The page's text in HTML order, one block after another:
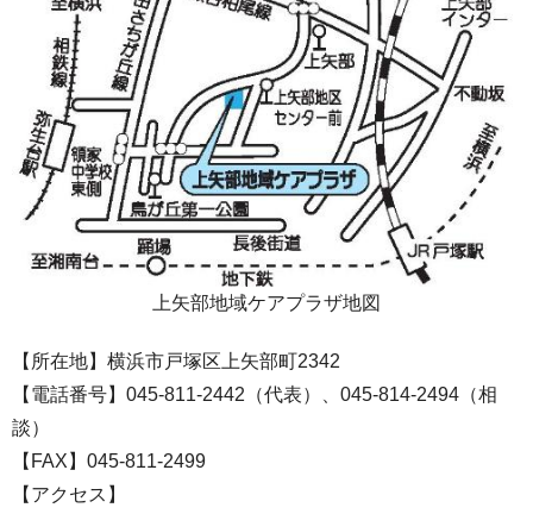
上矢部地域ケアプラザ地図
【所在地】横浜市戸塚区上矢部町2342
【電話番号】045-811-2442（代表）、045-814-2494（相
談）
【FAX】045-811-2499
【アクセス】